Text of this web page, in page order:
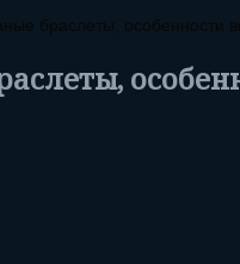
браслеты, особенности